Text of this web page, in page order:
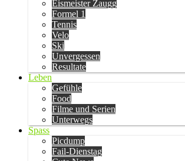
Eismeister Zaugg
Formel 1
Tennis
Velo
Ski
Unvergessen
Resultate
Leben
Gefühle
Food
Filme und Serien
Unterwegs
Spass
Picdump
Fail-Dienstag